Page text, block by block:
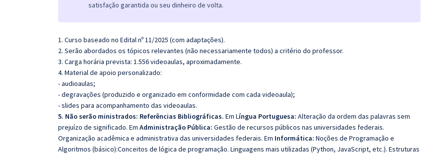
satisfação garantida ou seu dinheiro de volta.
1. Curso baseado no Edital nº 11/2025 (com adaptações).
2. Serão abordados os tópicos relevantes (não necessariamente todos) a critério do professor.
3. Carga horária prevista: 1.556 videoaulas, aproximadamente.
4. Material de apoio personalizado:
- audioaulas;
- degravações (produzido e organizado em conformidade com cada videoaula);
- slides para acompanhamento das videoaulas.
5. Não serão ministrados: Referências Bibliográficas. Em Língua Portuguesa: Alteração da ordem das palavras sem
prejuízo de significado. Em Administração Pública: Gestão de recursos públicos nas universidades federais.
Organização acadêmica e administrativa das universidades federais. Em Informática: Noções de Programação e
Algoritmos (básico):Conceitos de lógica de programação. Linguagens mais utilizadas (Python, JavaScript, etc.). Estruturas